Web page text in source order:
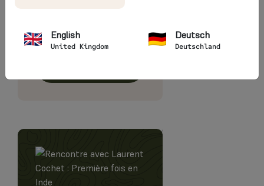
Rides
English
United Kingdom
Deutsch
Deutschland